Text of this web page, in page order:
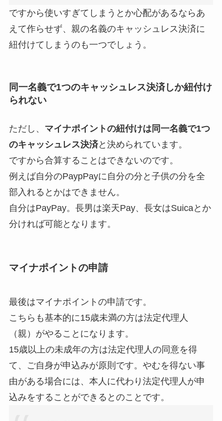
ですから使いすぎてしまうとか心配があるならあ
えて作らせず、親の名義のキャッシュレス決済に
紐付けてしまうのも一つでしょう。
同一名義で1つのキャッシュレス決済しか紐付け
られない
ただし、 マイナポイントの紐付けは同一名義で1つ
のキャッシュレス決済と決められています。
ですから合算することはできないのです。
例えば自分のPaypPayに自分の分と子供の分を全
部入れるとかはできません。
自分はPayPay。長男は楽天Pay、長女はSuicaとか
分ければ可能となります。
マイナポイントの申請
最後はマイナポイントの申請です。
こちらも基本的に15歳未満の方は法定代理人
（親）がやることになります。
15歳以上の未成年の方は法定代理人の同意を得
て、ご自身が申込みが原則です。やむを得ない事
由がある場合には、本人に代わり法定代理人が申
込みをすることができるとのことです。